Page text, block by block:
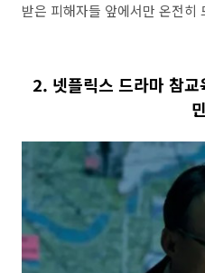
받은 피해자들 앞에서만 온전히
2. 넷플릭스 드라마 참